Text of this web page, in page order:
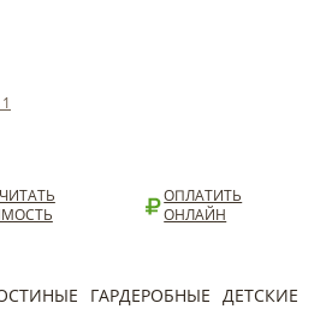
ОПЛАТИТЬ
ОНЛАЙН
ГАРДЕРОБНЫЕ ДЕТСКИЕ